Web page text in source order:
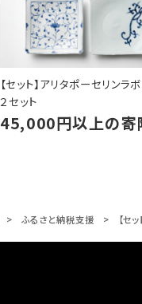
【セット】アリタポーセリンラ
２セット
45,000円以上の寄
ふるさと納税支援 【セ